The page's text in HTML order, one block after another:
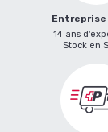
Entreprise
14 ans
Stock en